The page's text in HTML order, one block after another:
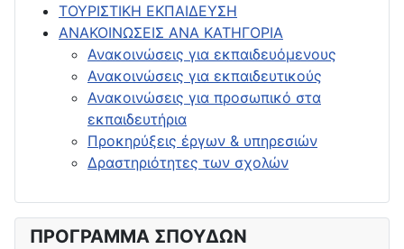
ΤΟΥΡΙΣΤΙΚΗ ΕΚΠΑΙΔΕΥΣΗ
ΑΝΑΚΟΙΝΩΣΕΙΣ ΑΝΑ ΚΑΤΗΓΟΡΙΑ
Ανακοινώσεις για εκπαιδευόμενους
Ανακοινώσεις για εκπαιδευτικούς
Ανακοινώσεις για προσωπικό στα
εκπαιδευτήρια
Προκηρύξεις έργων & υπηρεσιών
Δραστηριότητες των σχολών
ΠΡΟΓΡΑΜΜΑ ΣΠΟΥΔΩΝ